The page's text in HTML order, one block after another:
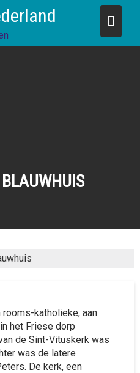
katholieke, aan
het Friese dorp
de Sint-Vituskerk was
was de latere
De kerk, een